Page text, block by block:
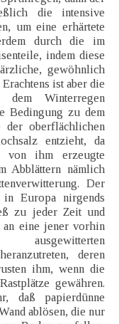
die intensive
um eine erhärtete
durch die im
indem diese
gewöhnlich
ist aber die
dem Winterregen
Bedingung zu dem
der oberflächlichen
entzieht, da
von ihm erzeugte
Abblättern nämlich
Der
Europa nirgends
zu jeder Zeit und
an eine jener vorhin
deren
ihm, wenn die
gewähren.
daß papierdünne
ablösen, die nur